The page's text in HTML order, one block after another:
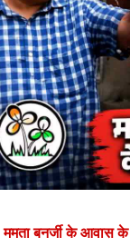
ममता बनर्जी के आवास